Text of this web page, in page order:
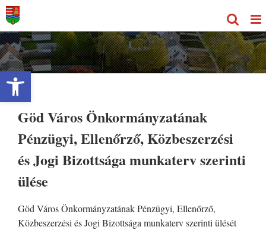
Eszköztár megnyitása
Kihagyás
Göd Város Önkormányzatának
Pénzügyi, Ellenőrző, Közbeszerzési
és Jogi Bizottsága munkaterv szerinti
ülése
Göd Város Önkormányzatának Pénzügyi, Ellenőrző,
Közbeszerzési és Jogi Bizottsága munkaterv szerinti ülését